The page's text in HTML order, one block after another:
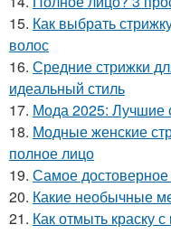
15. Как выбрать
волос
16. Средние стрижки
идеальный стиль
17. Мода 2025: Лучшие
18. Модные женские
полное лицо
19. Самое
20. Какие необычные
21. Как отмыть краску